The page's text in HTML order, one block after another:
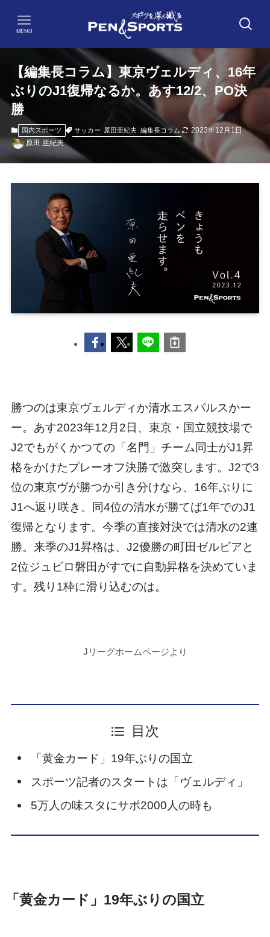
MENU
【編集長コラム】東京ヴェルディ、16年
ぶりのJ1復帰なるか。あす12/2、PO決
勝
国内スポーツ サッカー 原田亜紀夫 編集長コラム
2023年12月1日
原田 亜紀夫
勝つのは東京ヴェルディか清水エスパルスかー
ー。あす2023年12月2日、東京・国立競技場で
J2でもがくかつての「名門」チーム同士がJ1昇
格をかけたプレーオフ決勝で激突します。J2で3
位の東京ヴが勝つか引き分けなら、16年ぶりに
J1へ返り咲き。同4位の清水が勝てば1年でのJ1
復帰となります。今季の直接対決では清水の2連
勝。来季のJ1昇格は、J2優勝の町田ゼルビアと
2位ジュビロ磐田がすでに自動昇格を決めていま
す。残り1枠に滑り込むのは。
Jリーグホームページより
目次
「黄金カード」19年ぶりの国立
スポーツ記者のスタートは「ヴェルディ」
5万人の味スタにサポ2000人の時も
「黄金カード」19年ぶりの国立